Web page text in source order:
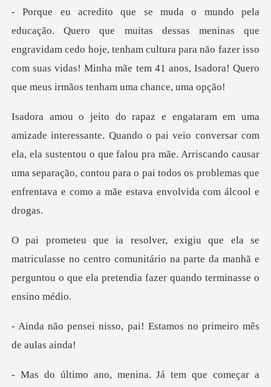
ninas que
engravidam cedo hoje, tenham cultura para não fazer isso
com suas vidas!
ersar com
ela, ela sustentou o que falou pra mãe. Arriscando causar
uma separação, contou par
asse no centro comunitário na parte da manhã e
perguntou o
o, pai! Estamos no prim
ina. Já tem que começar